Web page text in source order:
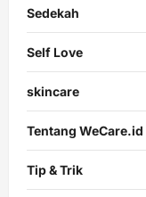
Sedekah
Self Love
skincare
Tentang WeCare.id
Tip & Trik